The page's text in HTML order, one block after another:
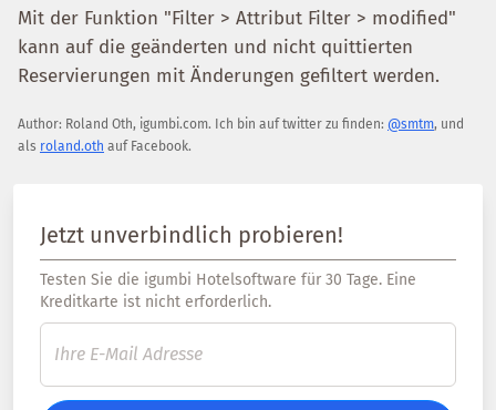
Mit der Funktion "Filter > Attribut Filter > modified"
kann auf die geänderten und nicht quittierten
Reservierungen mit Änderungen gefiltert werden.
Author: Roland Oth, igumbi.com. Ich bin auf twitter zu finden: @smtm, und
als roland.oth auf Facebook.
Jetzt unverbindlich probieren!
Testen Sie die igumbi Hotelsoftware für 30 Tage. Eine
Kreditkarte ist nicht erforderlich.